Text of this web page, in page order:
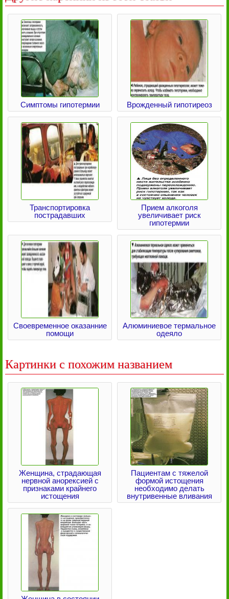
Симптомы гипотермии Врожденный гипотиреоз
Транспортировка
пострадавших
Прием алкоголя
увеличивает риск
гипотермии
Своевременное оказанние
помощи
Алюминиевое термальное
одеяло
Картинки с похожим названием
Женщина, страдающая
нервной анорексией с
признаками крайнего
истощения
Пациентам с тяжелой
формой истощения
необходимо делать
внутривенные вливания